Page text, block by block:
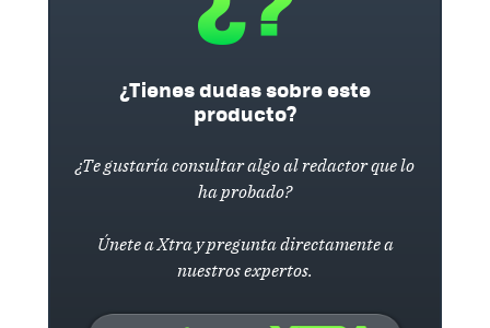
¿Tienes dudas sobre este
producto?
¿Te gustaría consultar algo al redactor que lo
ha probado?
Únete a Xtra y pregunta directamente a
nuestros expertos.